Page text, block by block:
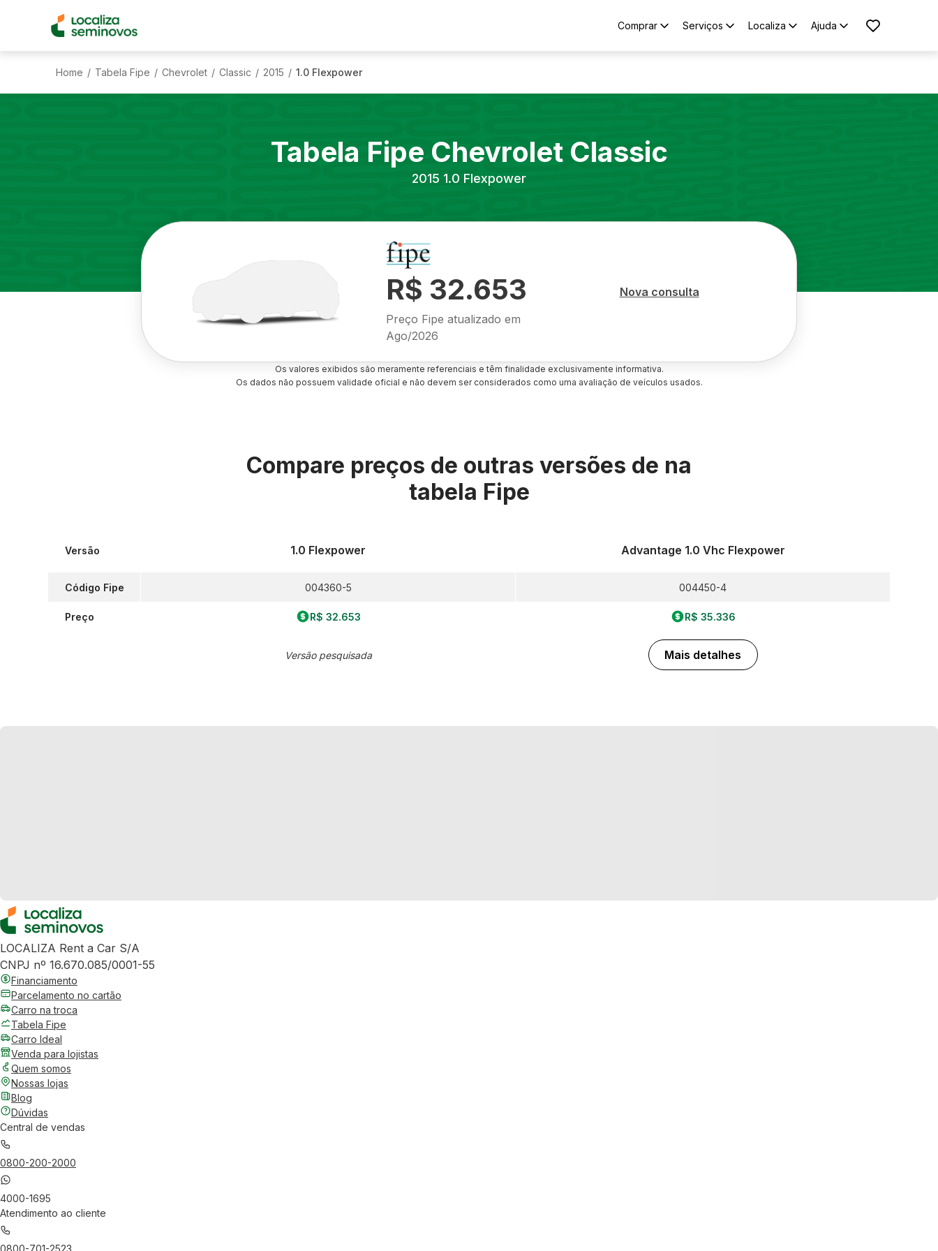
Comprar Serviços Localiza Ajuda
Home / Tabela Fipe / Chevrolet / Classic / 2015 / 1.0 Flexpower
Tabela Fipe Chevrolet Classic
2015 1.0 Flexpower
R$ 32.653
Preço Fipe atualizado em
Ago/2026
Nova consulta
Os valores exibidos são meramente referenciais e têm finalidade exclusivamente informativa.
Os dados não possuem validade oficial e não devem ser considerados como uma avaliação de veículos usados.
Compare preços de outras versões de na
tabela Fipe
Versão
Código Fipe
Preço
1.0 Flexpower
004360-5
R$ 32.653
Versão pesquisada
Advantage 1.0 Vhc Flexpower
004450-4
R$ 35.336
Mais detalhes
LOCALIZA Rent a Car S/A
CNPJ nº 16.670.085/0001-55
Financiamento
Parcelamento no cartão
Carro na troca
Tabela Fipe
Carro Ideal
Venda para lojistas
Quem somos
Nossas lojas
Blog
Dúvidas
Central de vendas
0800-200-2000
4000-1695
Atendimento ao cliente
0800-701-2523